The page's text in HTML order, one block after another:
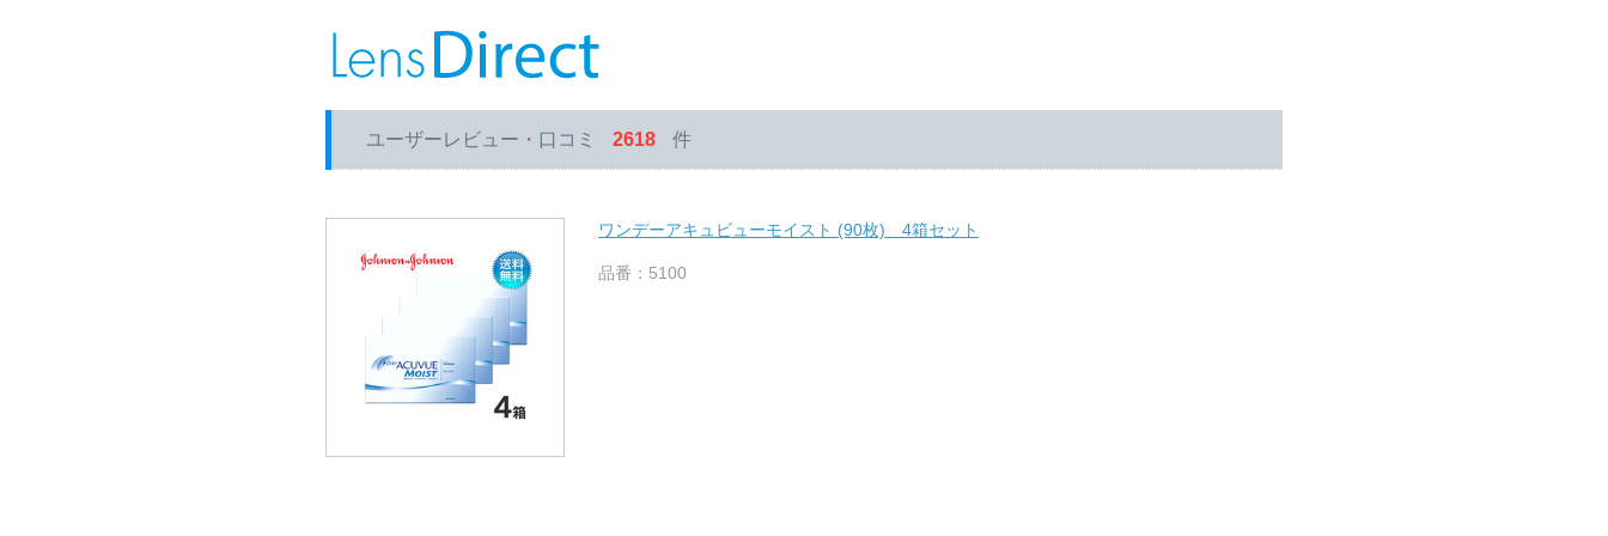
ユーザーレビュー・口コミ 2618 件
ワンデーアキュビューモイスト (90枚) 4箱セット
品番：5100